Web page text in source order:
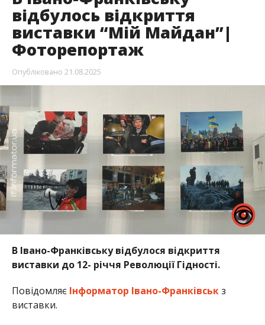
відбулось відкриття
виставки “Мій Майдан”|
Фоторепортаж
Опубліковано 21.08.2025
В Івано-Франківську відбулося відкриття
виставки до 12- річчя Революції Гідності.
Повідомляє Інформатор Івано-Франківськз
виставки.